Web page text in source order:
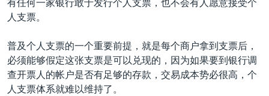
有任何一家银行敢于发行个人支票，也不会有人愿意接受个
人支票。
普及个人支票的一个重要前提，就是每个商户拿到支票后，
必须能够假定这张支票是可以兑现的，因为如果要到银行调
查开票人的帐户是否有足够的存款，交易成本势必很高，个
人支票体系就难以维持了。